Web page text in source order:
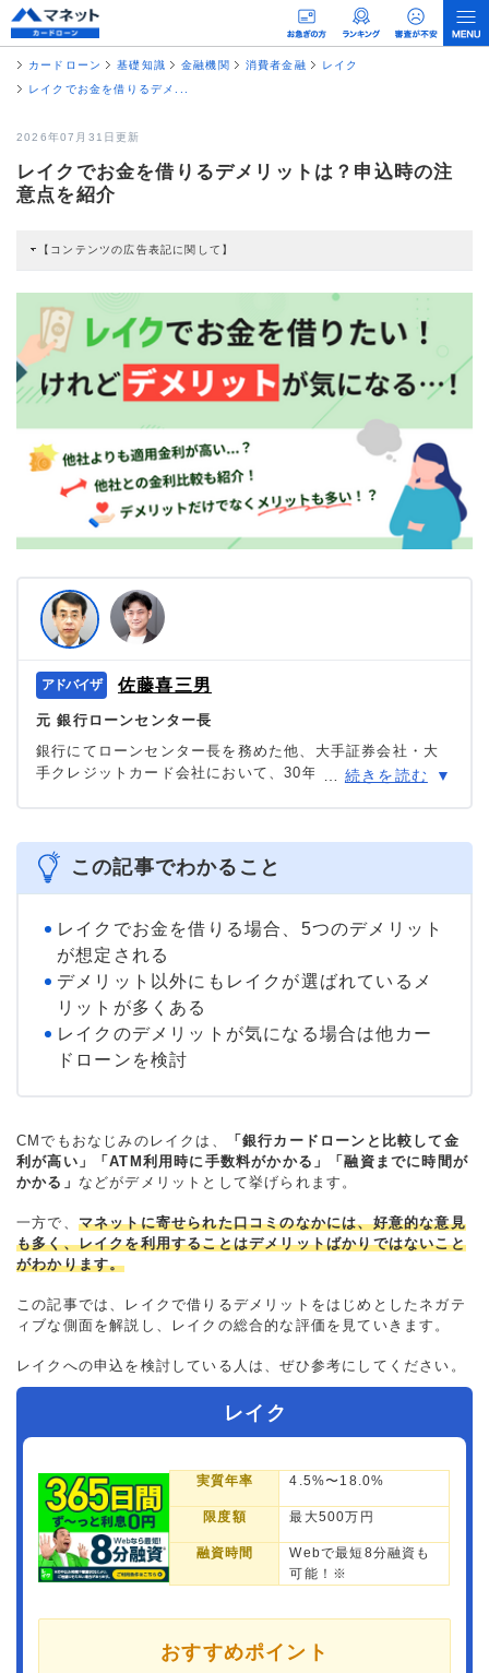
カードローン 基礎知識 金融機関 消費者金融
レイク
レイクでお金を借りるデメ...
2026年07月31日更新
レイクでお金を借りるデメリットは？申込時の注
意点を紹介
【コンテンツの広告表記に関して】
すると弊社に対して企業から紹介報酬が支払われるという収益モデルです。 た
だし、特定の商品を根拠なくPRするものではなく、当編集部の調査／ユーザー
への口コミ収集などに基づき、公平性を担保した情報提供を行っています。
>提携企業一覧
佐藤喜三男
元 銀行ローンセンター長
銀行にてローンセンター長を務めた他、大手証券会社・大
手クレジットカード会社において、30年に渡り審査を中心
て、多くの消費者の力になっている。
＞＞公式ページ
続きを読む
この記事でわかること
レイクでお金を借りる場合、5つのデメリット
が想定される
デメリット以外にもレイクが選ばれているメ
リットが多くある
レイクのデメリットが気になる場合は他カー
ドローンを検討
CMでもおなじみのレイクは、
「銀行カードローンと比較して金
利が高い」「ATM利用時に手数料がかかる」「融資までに時間が
かかる」 などがデメリットとして挙げられます。
一方で、 マネットに寄せられた口コミのなかには、好意的な意見
も多く、レイクを利用することはデメリットばかりではないこと
がわかります。
この記事では、レイクで借りるデメリットをはじめとしたネガテ
ィブな側面を解説し、レイクの総合的な評価を見ていきます。
レイクへの申込を検討している人は、ぜひ参考にしてください。
レイク
実質年率 4.5%〜18.0%
限度額 最大500万円
融資時間
Webで最短8分融資も
可能！※
おすすめポイント